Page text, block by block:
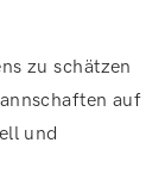
zu schätzen
auf
und